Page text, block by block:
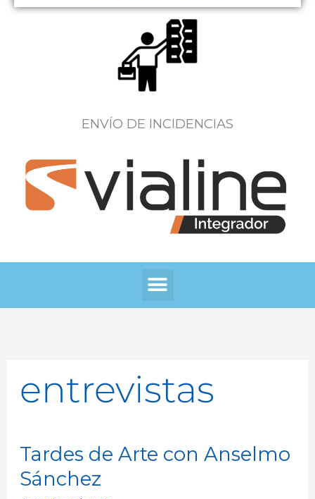
ENVÍO DE INCIDENCIAS
Menú
entrevistas
Tardes de Arte con Anselmo
Sánchez
Tardes
de